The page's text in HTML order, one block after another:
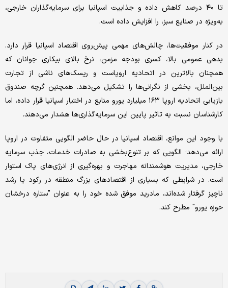
تا ۴۰ درصد کاهش داده و جذابیت اسپانیا برای سرمایه‌گذاران خارجی،
به‌ویژه در صنایع سبز، را افزایش داده است.
در کنار موفقیت‌ها، چالش‌های مهمی پیش‌روی اقتصاد اسپانیا قرار دارد.
بدهی عمومی بالا، کسری بودجه مزمن، نرخ بالای بیکاری جوانان که
همچنان بالاترین در اتحادیه اروپاست و ریسک‌های ناشی از تجارت
بین‌الملل، بخشی از نگرانی‌ها را تشکیل می‌دهد. همچنین گرچه صندوق
بازیابی اتحادیه اروپا ۱۶۳ میلیارد یورو منابع در اختیار اسپانیا قرار داده، اما
کارشناسان نسبت به تاثیر پایین این سرمایه‌گذاری‌ها هشدار می‌دهند.
با وجود این موانع، اقتصاد اسپانیا در حال حاضر الگویی متفاوت در اروپا
ارائه می‌دهد؛ الگویی که بر تنوع‌بخشی به صادرات خدمات، جذب سرمایه
خارجی، مدیریت هوشمندانه مهاجرت و بهره‌گیری از انرژی‌های پاک استوار
است. در شرایطی که بسیاری از اقتصادهای بزرگ منطقه در رکود یا رشد
ناچیز گرفتار شده‌اند، مادرید موفق شده خود را به عنوان "ستاره درخشان
حوزه یورو" مطرح کند.